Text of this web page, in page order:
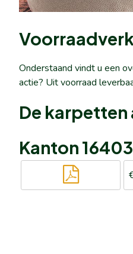
Onderstaand vindt u een
actie? Uit voorraad
De
Kanton 16403